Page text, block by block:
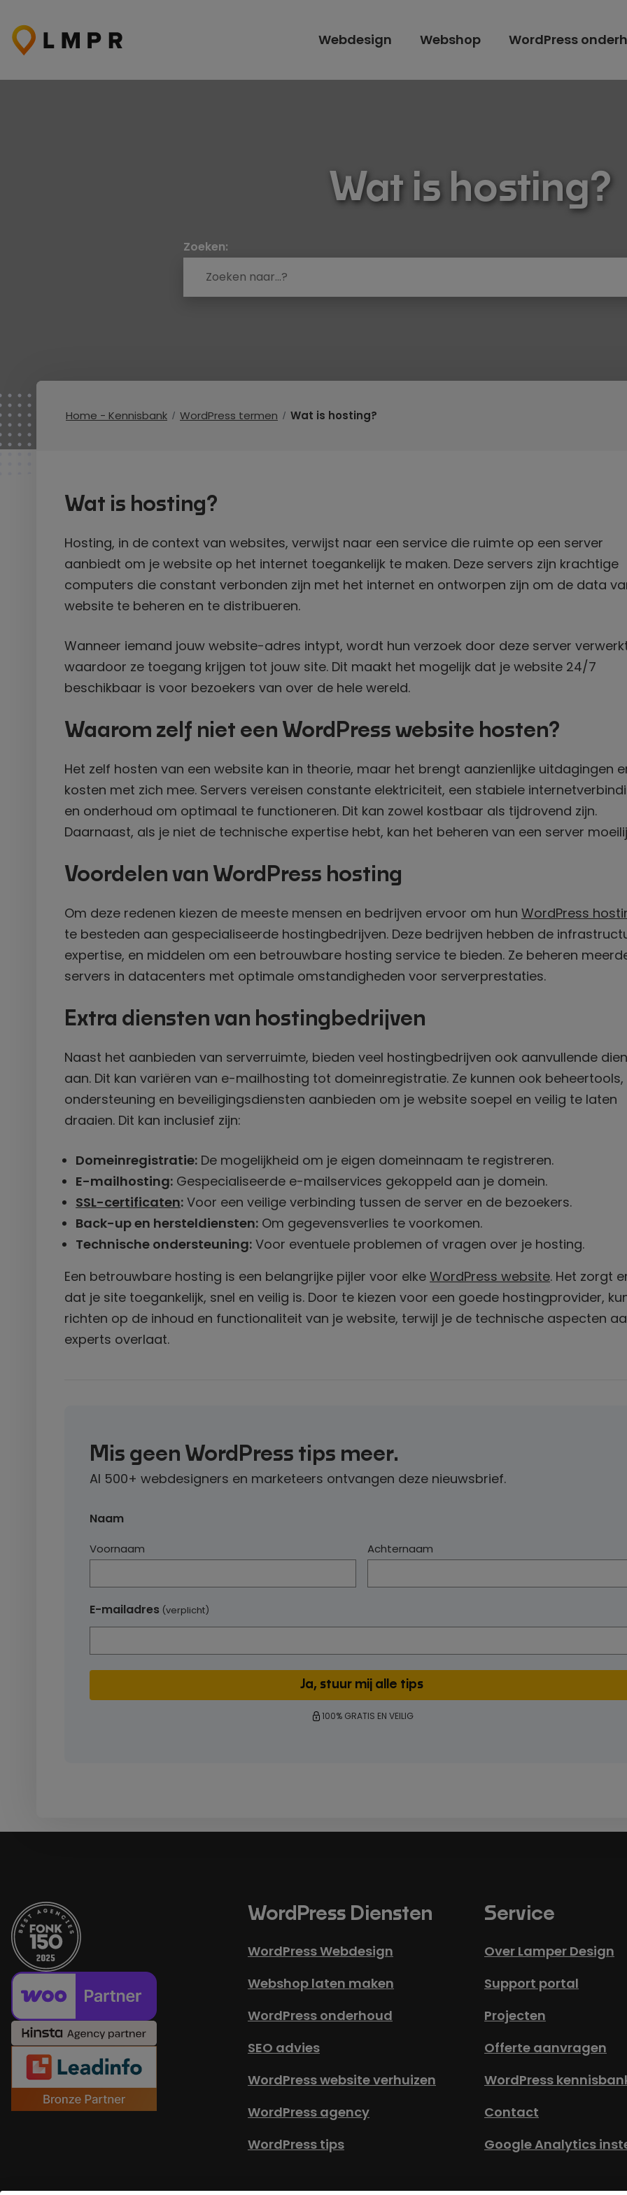
naar
de
Webdesign Webshop WordPress
Wat is hosting?
Zoeken:
Home - Kennisbank WordPress termen Wat is hosting?
Wat is hosting?
Hosting, in de context van websites, verwijst naar een service die ruimte op een server
aanbiedt om je website op het internet toegankelijk te maken. Deze servers zijn krachtige
computers die constant verbonden zijn met het internet en ontworpen zijn om de data
website te beheren en te distribueren.
Wanneer iemand jouw website-adres intypt, wordt hun verzoek door deze server
waardoor ze toegang krijgen tot jouw site. Dit maakt het mogelijk dat je website 24/7
beschikbaar is voor bezoekers van over de hele wereld.
Waarom zelf niet een WordPress website hosten?
Het zelf hosten van een website kan in theorie, maar het brengt aanzienlijke uitdagingen
kosten met zich mee. Servers vereisen constante elektriciteit, een stabiele
en onderhoud om optimaal te functioneren. Dit kan zowel kostbaar als tijdrovend zijn.
Daarnaast, als je niet de technische expertise hebt, kan het beheren van een server
Voordelen van WordPress hosting
Om deze redenen kiezen de meeste mensen en bedrijven ervoor om hun WordPress
te besteden aan gespecialiseerde hostingbedrijven. Deze bedrijven hebben de
expertise, en middelen om een betrouwbare hosting service te bieden. Ze beheren
servers in datacenters met optimale omstandigheden voor serverprestaties.
Extra diensten van hostingbedrijven
Naast het aanbieden van serverruimte, bieden veel hostingbedrijven ook aanvullende
aan. Dit kan variëren van e-mailhosting tot domeinregistratie. Ze kunnen ook beheertools,
ondersteuning en beveiligingsdiensten aanbieden om je website soepel en veilig te laten
draaien. Dit kan inclusief zijn:
Domeinregistratie: De mogelijkheid om je eigen domeinnaam te registreren.
E-mailhosting: Gespecialiseerde e-mailservices gekoppeld aan je domein.
SSL-certificaten: Voor een veilige verbinding tussen de server en de bezoekers.
Back-up en hersteldiensten: Om gegevensverlies te voorkomen.
Technische ondersteuning: Voor eventuele problemen of vragen over je hosting.
Een betrouwbare hosting is een belangrijke pijler voor elke WordPress website. Het zorgt
dat je site toegankelijk, snel en veilig is. Door te kiezen voor een goede hostingprovider,
richten op de inhoud en functionaliteit van je website, terwijl je de technische aspecten
experts overlaat.
Mis geen WordPress tips meer.
Al 500+ webdesigners en marketeers ontvangen deze nieuwsbrief.
Naam
Voornaam Achternaam
E-mailadres (verplicht)
100% GRATIS EN VEILIG
WordPress Diensten
WordPress Webdesign
Webshop laten maken
WordPress onderhoud
SEO advies
WordPress website verhuizen
WordPress agency
WordPress tips
Service
Over Lamper Design
Support portal
Projecten
Offerte aanvragen
WordPress
Contact
Google Analytics